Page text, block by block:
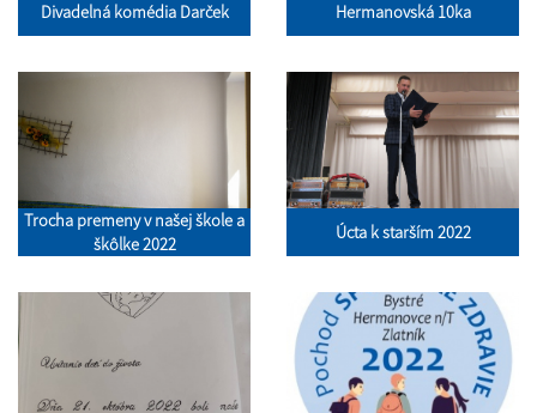
Divadelná komédia Darček Hermanovská 10ka
Trocha premeny v našej škole a
škôlke 2022
Úcta k starším 2022